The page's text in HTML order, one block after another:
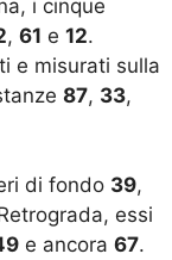
i cinque
, 61 e 12.
e misurati sulla
87, 33,
di fondo 39,
essi
e ancora 67.